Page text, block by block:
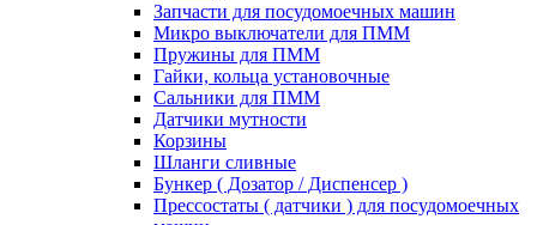
Запчасти для посудомоечных машин
Микро выключатели для ПММ
Пружины для ПММ
Гайки, кольца установочные
Сальники для ПММ
Датчики мутности
Корзины
Шланги сливные
Бункер ( Дозатор / Диспенсер )
Прессостаты ( датчики ) для посудомоечных